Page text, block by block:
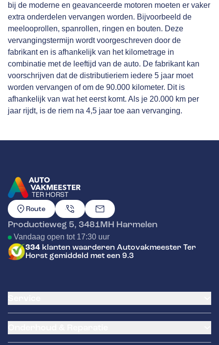
bij de moderne en geavanceerde motoren moeten er vaker
extra onderdelen vervangen worden. Bijvoorbeeld de
meelooprollen, spanrollen, ringen en bouten. Deze
vervangingstermijn wordt voorgeschreven door de
fabrikant en is afhankelijk van het kilometrage in
combinatie met de leeftijd van de auto. De fabrikant kan
voorschrijven dat de distributieriem iedere 5 jaar moet
worden vervangen of om de 90.000 kilometer. Dit is
afhankelijk van wat het eerst komt. Als je 20.000 km per
jaar rijdt, is de riem na 4,5 jaar toe aan vervanging.
TER HORST
GA NAAR DE HOMEPAGINA
Route
Productieweg 5, 3481MH Harmelen
Vandaag open tot 17:30 uur
334 klanten waarderen Autovakmeester Ter
Horst gemiddeld met een 9.3
Banden service